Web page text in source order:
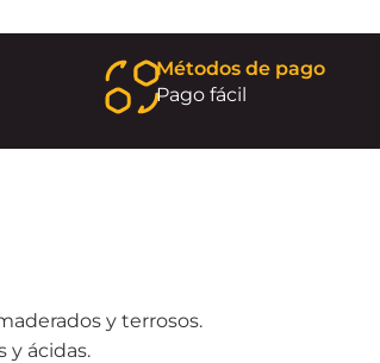
Métodos de pago
Pago fácil
y terrosos.
y ácidas.